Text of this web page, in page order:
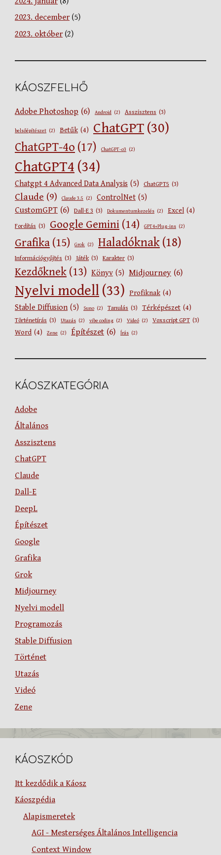
2023. december(5)
2023. október(2)
KÁOSZFELHŐ
Adobe Photoshop (6) Android (2) Asszisztens (3)
belsőépítészet (2) Betűk (4) ChatGPT (30)
ChatGPT-4o (17) ChatGPT-o3 (2)
ChatGPT4 (34)
Chatgpt 4 Advanced Data Analysis (5) ChatGPT5 (3)
Claude (9) Claude 3.5 (2) ControlNet (5)
CustomGPT (6) Dall-E 3 (3) Dokumentumkezelés (2) Excel (4)
Fordítás (3) Google Gemini (14) GPT4+Plug-ins (2)
Grafika (15) Grok (2) Haladóknak (18)
Információgyűjtés (3) Játék (3) Karakter (3)
Kezdőknek (13) Könyv (5) Midjourney (6)
Nyelvi modell (33) Profiknak (4)
Stable Diffusion (5) Suno (2) Tanulás (3) Térképészet (4)
Történetírás (3) Utazás (2) vibe coding (2) Videó (2) Voxscript GPT (3)
Word (4) Zene (2) Építészet (6) Írás (2)
KÁOSZKATEGÓRIA
Adobe
Általános
Asszisztens
ChatGPT
Claude
Dall-E
DeepL
Építészet
Google
Grafika
Grok
Midjourney
Nyelvi modell
Programozás
Stable Diffusion
Történet
Utazás
Videó
Zene
KÁOSZKÓD
Itt kezdődik a Káosz
Káoszpédia
Alapismeretek
AGI - Mesterséges Általános Intelligencia
Context Window